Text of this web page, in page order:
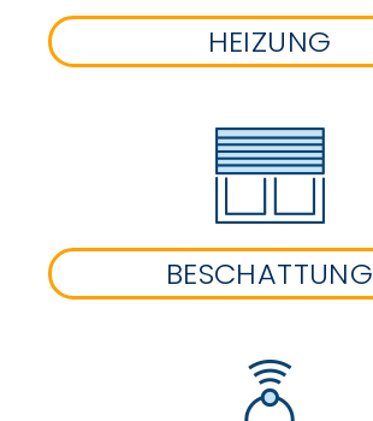
HEIZUNG
BESCHATTUNG